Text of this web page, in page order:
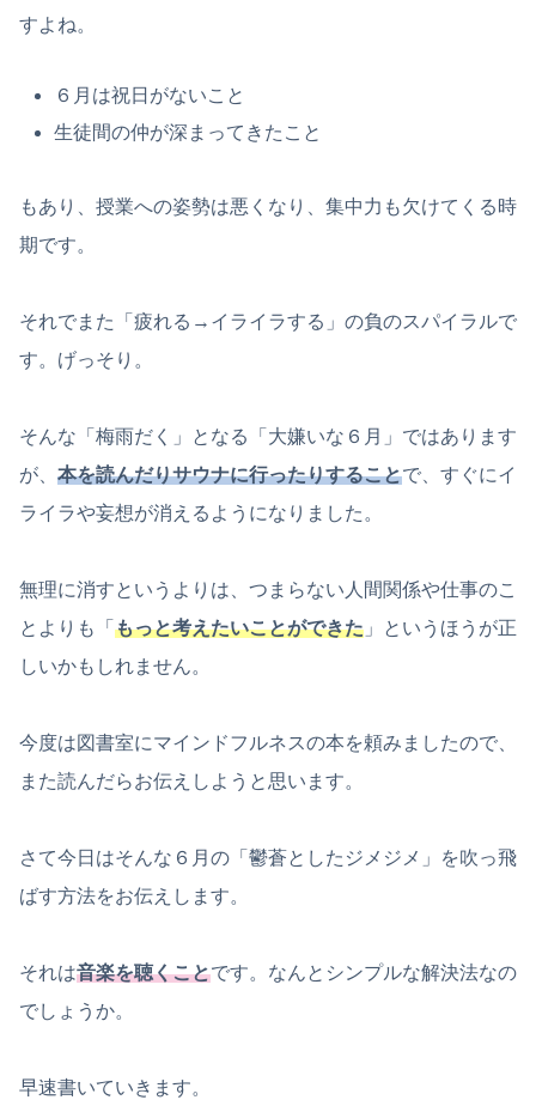
すよね。
６月は祝日がないこと
生徒間の仲が深まってきたこと
もあり、授業への姿勢は悪くなり、集中力も欠けてくる時
期です。
それでまた「疲れる→イライラする」の負のスパイラルで
す。げっそり。
そんな「梅雨だく」となる「大嫌いな６月」ではあります
が、 本を読んだりサウナに行ったりすることで、すぐにイ
ライラや妄想が消えるようになりました。
無理に消すというよりは、つまらない人間関係や仕事のこ
とよりも「 もっと考えたいことができた 」というほうが正
しいかもしれません。
今度は図書室にマインドフルネスの本を頼みましたので、
また読んだらお伝えしようと思います。
さて今日はそんな６月の「鬱蒼としたジメジメ」を吹っ飛
ばす方法をお伝えします。
それは音楽を聴くことです。なんとシンプルな解決法なの
でしょうか。
早速書いていきます。